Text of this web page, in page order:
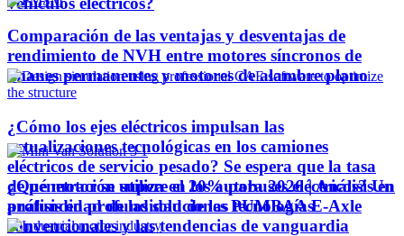
Comparación de las ventajas y desventajas de
rendimiento de NVH entre motores síncronos de
imanes permanentes y motores de alambre plano
¿Cómo los ejes eléctricos impulsan las
actualizaciones tecnológicas en los camiones
eléctricos de servicio pesado? Se espera que la tasa
de penetración supere el 20% para 2026 | Análisis en
profundidad de las soluciones PUMBAA E-Axle
¿Qué motor se utiliza en los autobuses eléctricos? Un
análisis en profundidad de las tecnologías
convencionales y las tendencias de vanguardia